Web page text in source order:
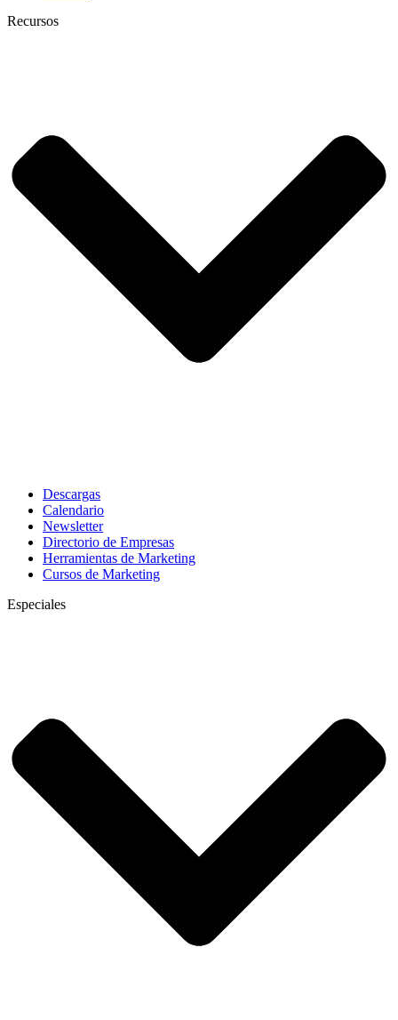
Recursos
Descargas
Calendario
Newsletter
Directorio de Empresas
Herramientas de Marketing
Cursos de Marketing
Especiales